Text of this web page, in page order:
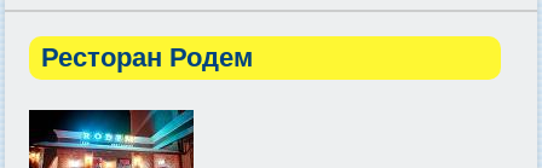
Ресторан Родем